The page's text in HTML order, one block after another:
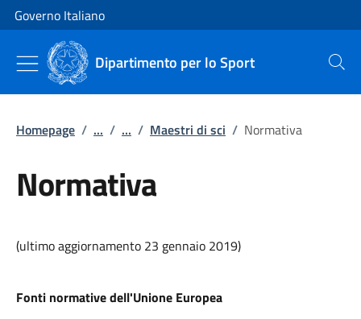
Vai al contenuto
Vai alla navigazione del sito
Governo Italiano
Dipartimento per lo Sport Cerca
Homepage / ... / ... / Maestri di sci / Normativa
Normativa
(ultimo aggiornamento 23 gennaio 2019)
Fonti normative dell'Unione Europea